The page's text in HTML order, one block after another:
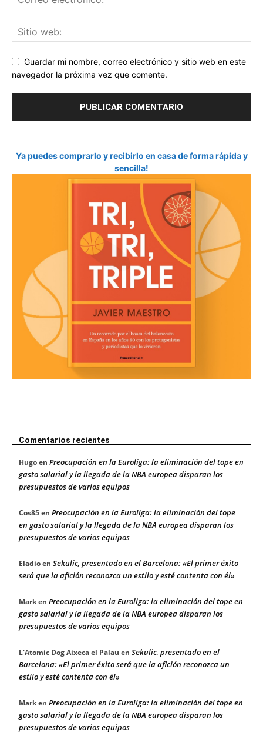
Guardar mi nombre, correo electrónico y sitio web en este
navegador la próxima vez que comente.
Ya puedes comprarlo y recibirlo en casa de forma rápida y
sencilla!
Comentarios recientes
Hugoen Preocupación en la Euroliga: la eliminación del tope en
gasto salarial y la llegada de la NBA europea disparan los
presupuestos de varios equipos
Cos85en Preocupación en la Euroliga: la eliminación del tope
en gasto salarial y la llegada de la NBA europea disparan los
presupuestos de varios equipos
Eladioen Sekulic, presentado en el Barcelona: «El primer éxito
será que la afición reconozca un estilo y esté contenta con él»
Marken Preocupación en la Euroliga: la eliminación del tope en
gasto salarial y la llegada de la NBA europea disparan los
presupuestos de varios equipos
L'Atomic Dog Aixeca el Palau en Sekulic, presentado en el
Barcelona: «El primer éxito será que la afición reconozca un
estilo y esté contenta con él»
Marken Preocupación en la Euroliga: la eliminación del tope en
gasto salarial y la llegada de la NBA europea disparan los
presupuestos de varios equipos